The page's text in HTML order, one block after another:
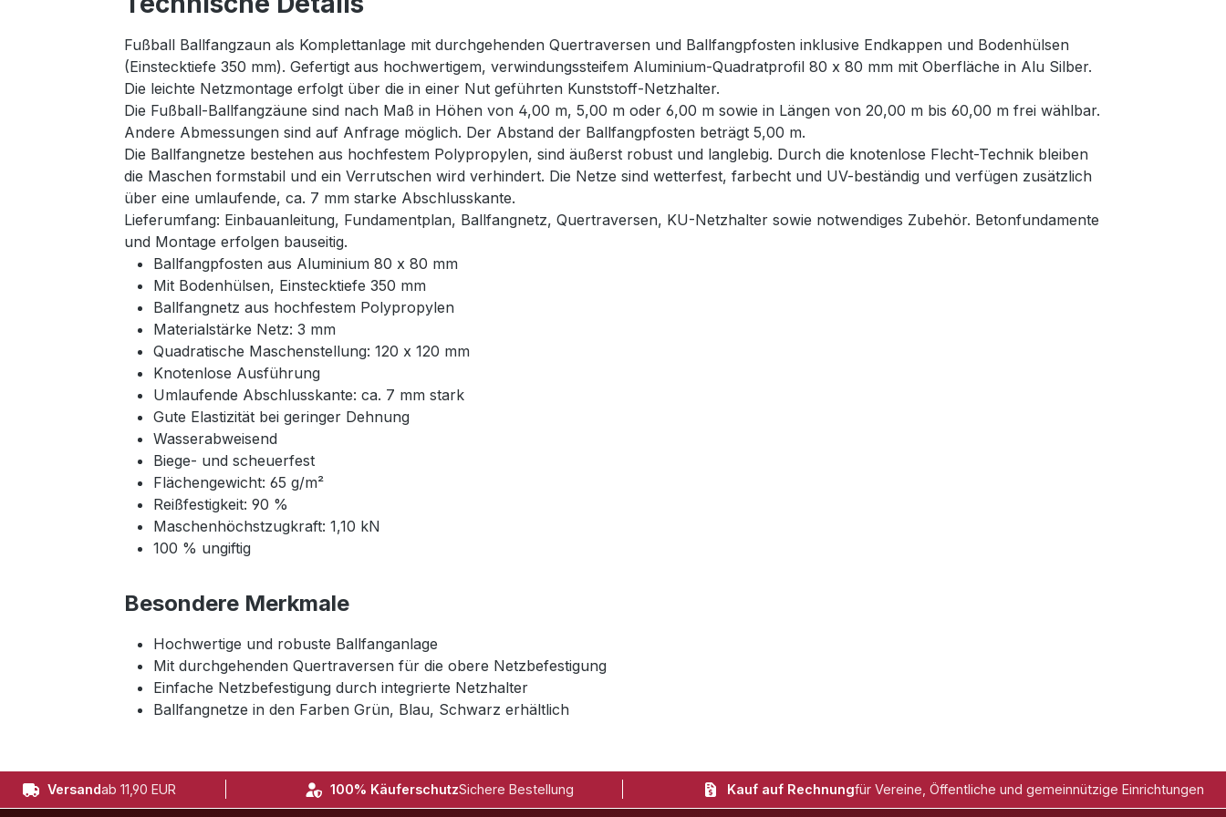
Fußball Ballfangzaun als Komplettanlage mit durchgehenden Quertraversen und Ballfangpfosten inklusive Endkappen und Bodenhülsen
(Einstecktiefe 350 mm). Gefertigt aus hochwertigem, verwindungssteifem Aluminium-Quadratprofil 80 x 80 mm mit Oberfläche in Alu Silber.
Die leichte Netzmontage erfolgt über die in einer Nut geführten Kunststoff-Netzhalter.
Die Fußball-Ballfangzäune sind nach Maß in Höhen von 4,00 m, 5,00 m oder 6,00 m sowie in Längen von 20,00 m bis 60,00 m frei wählbar.
Andere Abmessungen sind auf Anfrage möglich. Der Abstand der Ballfangpfosten beträgt 5,00 m.
Die Ballfangnetze bestehen aus hochfestem Polypropylen, sind äußerst robust und langlebig. Durch die knotenlose Flecht-Technik bleiben
die Maschen formstabil und ein Verrutschen wird verhindert. Die Netze sind wetterfest, farbecht und UV-beständig und verfügen zusätzlich
über eine umlaufende, ca. 7 mm starke Abschlusskante.
Lieferumfang: Einbauanleitung, Fundamentplan, Ballfangnetz, Quertraversen, KU-Netzhalter sowie notwendiges Zubehör. Betonfundamente
und Montage erfolgen bauseitig.
Ballfangpfosten aus Aluminium 80 x 80 mm
Mit Bodenhülsen, Einstecktiefe 350 mm
Ballfangnetz aus hochfestem Polypropylen
Materialstärke Netz: 3 mm
Quadratische Maschenstellung: 120 x 120 mm
Knotenlose Ausführung
Umlaufende Abschlusskante: ca. 7 mm stark
Gute Elastizität bei geringer Dehnung
Wasserabweisend
Biege- und scheuerfest
Flächengewicht: 65 g/m²
Reißfestigkeit: 90 %
Maschenhöchstzugkraft: 1,10 kN
100 % ungiftig
Besondere Merkmale
Hochwertige und robuste Ballfanganlage
Mit durchgehenden Quertraversen für die obere Netzbefestigung
Einfache Netzbefestigung durch integrierte Netzhalter
Ballfangnetze in den Farben Grün, Blau, Schwarz erhältlich
Versandab 11,90 EUR 100% KäuferschutzSichere Bestellung Kauf auf Rechnungfür Vereine, Öffentliche und gemeinnützige Einrichtungen